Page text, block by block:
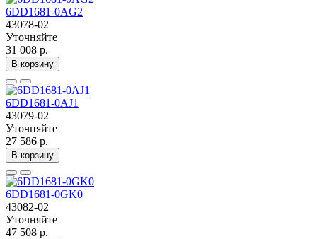
6DD1681-0AG2
43078-02
Уточняйте
31 008 р.
В корзину
6DD1681-0AJ1
43079-02
Уточняйте
27 586 р.
В корзину
6DD1681-0GK0
43082-02
Уточняйте
47 508 р.